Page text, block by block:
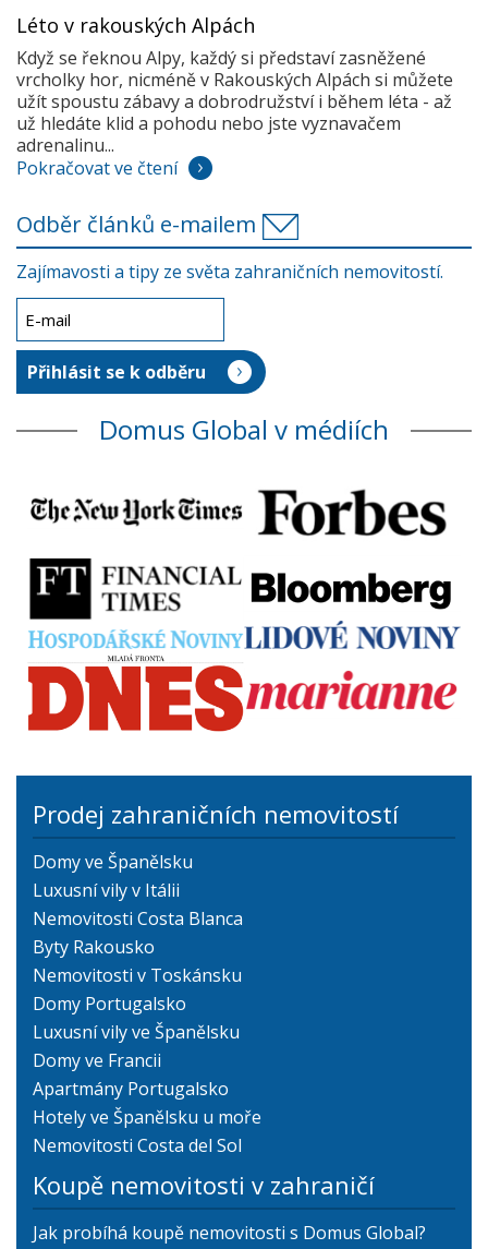
Léto v rakouských Alpách
Když se řeknou Alpy, každý si představí zasněžené
vrcholky hor, nicméně v Rakouských Alpách si můžete
užít spoustu zábavy a dobrodružství i během léta - až
už hledáte klid a pohodu nebo jste vyznavačem
adrenalinu...
Pokračovat ve čtení
Odběr článků e-mailem
Zajímavosti a tipy ze světa zahraničních nemovitostí.
Domus Global v médiích
Prodej zahraničních nemovitostí
Domy ve Španělsku
Luxusní vily v Itálii
Nemovitosti Costa Blanca
Byty Rakousko
Nemovitosti v Toskánsku
Domy Portugalsko
Luxusní vily ve Španělsku
Domy ve Francii
Apartmány Portugalsko
Hotely ve Španělsku u moře
Nemovitosti Costa del Sol
Koupě nemovitosti v zahraničí
Jak probíhá koupě nemovitosti s Domus Global?